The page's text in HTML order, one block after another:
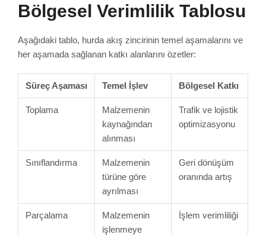
Bölgesel Verimlilik Tablosu
Aşağıdaki tablo, hurda akış zincirinin temel aşamalarını ve
her aşamada sağlanan katkı alanlarını özetler:
Süreç Aşaması Temel İşlev Bölgesel Katkı
Toplama
Malzemenin
kaynağından
alınması
Trafik ve lojistik
optimizasyonu
Sınıflandırma
Malzemenin
türüne göre
ayrılması
Geri dönüşüm
oranında artış
Parçalama
Malzemenin
işlenmeye
İşlem verimliliği